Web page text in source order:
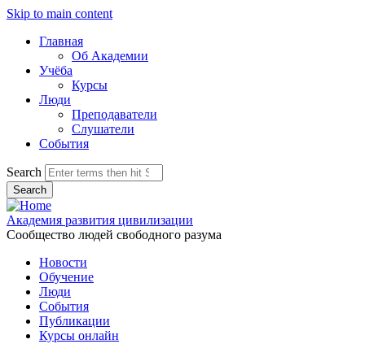
Skip to main content
Главная
Об Академии
Учёба
Курсы
Люди
Преподаватели
Слушатели
События
Search
Академия развития цивилизации
Сообщество людей свободного разума
Новости
Обучение
Люди
События
Публикации
Курсы онлайн